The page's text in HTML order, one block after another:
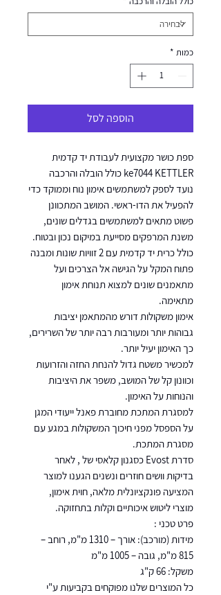
כמות *
הוספה לסל
ספת כושר מקצועית לעבודת יד קדמית
ke7044 KETTLER כולל הובלה והרכבה
נועד לספק למשתמשים אימון נוח וממוקד כדי
להפעיל את הדו-ראשי. המושב המתכוונן
פשוט מתאים למשתמשים בגדלים שונים,
משנת המרפקים מסייעת במיקום נכון ובטוח.
כולל כרית יד קדמית עם 2 זוויות שונות ומבנה
פתוח המקל על הגישה אל הצרכים ועל
מתאמנים שונים למצוא תנוחת אימון
מתאימה.
אימון משקולות דורש מהמתאמן יציבות
גבוהות יותר ומעורבות רבה יותר של השרירים,
כך האימון יעיל יותר.
למכשיר משטח גדול להנחת החזה והזרועות
וכוונון קל של המושב, משפר את היציבות
והנוחות על האימון.
למסגרת המתכת מחוברת פאנל ייעודי המגן
על הספסל מפני חיכוך המשקולות במגע עם
מסגרת המתכת.
סדרת Evost כסגנון קלאסי של , לאחר
בדיקות וושים חוזרים ונשנים הגענו למוצר
המציעה פונקציונלית מלאה, חוית אימון,
מוצרי ליטוש איכותיים וקלות בתחזוקה.
פרט טכני :
מידות (מורכב): אורך – 1310 מ"מ, רוחב –
815 מ"מ, גובה – 1005 מ"מ
משקל: 66 ק"ג
כל המוצרים שלנו מפוקחים בקביעות ע"י